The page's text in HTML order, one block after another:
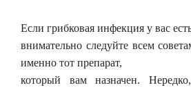
Если грибковая инфекция у вас
внимательно следуйте всем
именно тот препарат,
который вам назначен.